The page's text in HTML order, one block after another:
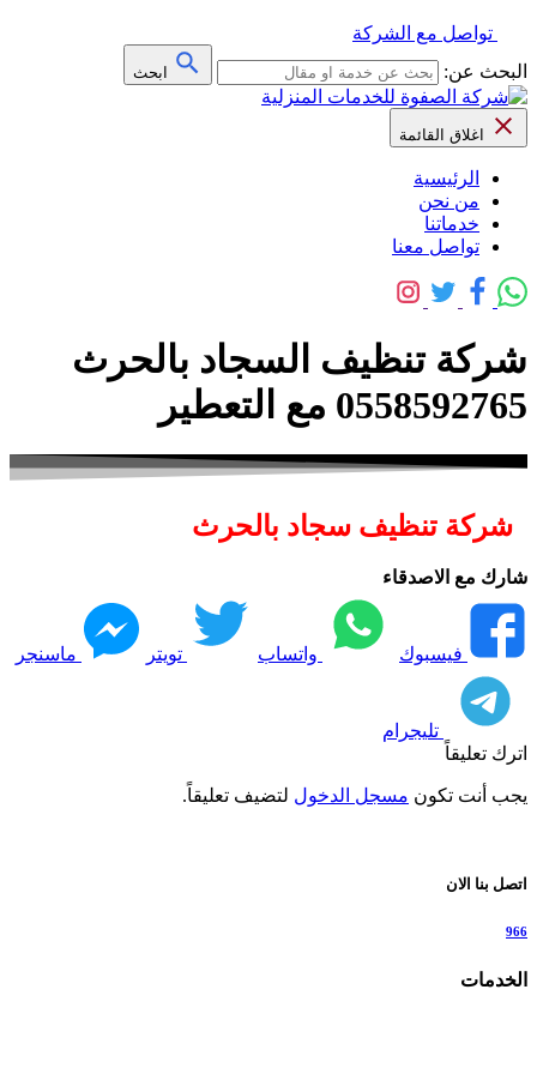
تواصل مع الشركة
البحث عن:
ابحث
اغلاق القائمة
الرئيسية
من نحن
خدماتنا
تواصل معنا
شركة تنظيف السجاد بالحرث
0558592765 مع التعطير
شركة تنظيف سجاد بالحرث
شارك مع الاصدقاء
فيسبوك واتساب تويتر ماسنجر
تليجرام
اترك تعليقاً
يجب أنت تكون مسجل الدخول لتضيف تعليقاً.
اتصل بنا الان
966
الخدمات